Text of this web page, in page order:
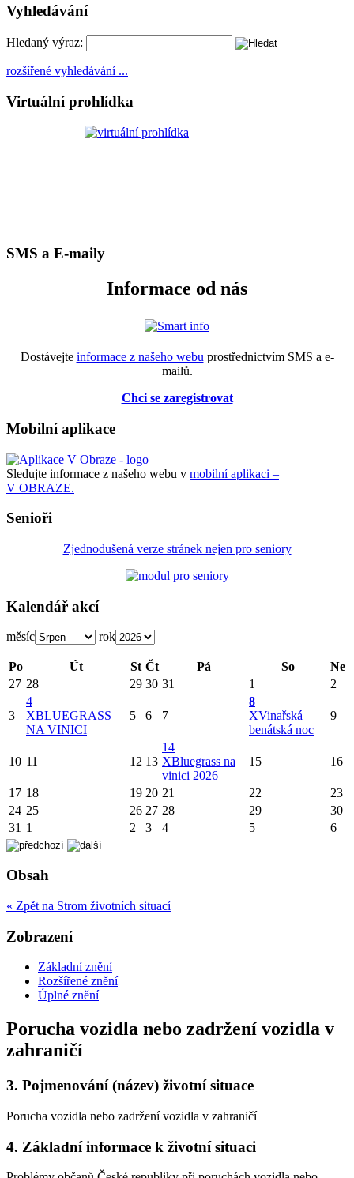
Vyhledávání
Hledaný výraz:
rozšířené vyhledávání ...
Virtuální prohlídka
SMS a E-maily
Informace od nás
Dostávejte informace z našeho webu prostřednictvím SMS a e-
mailů.
Chci se zaregistrovat
Mobilní aplikace
Sledujte informace z našeho webu v mobilní aplikaci –
V OBRAZE.
Senioři
Zjednodušená verze stránek nejen pro seniory
Kalendář akcí
měsíc rok
Po Út St Čt Pá So
Ne
27 28 29 30 31 1 2
3
4
XBLUEGRASS
NA VINICI
5 6 7
8
XVinařská
benátská noc
9
10 11 12 13
14
XBluegrass na
vinici 2026
15 16
17 18 19 20 21 22
23
24 25 26 27 28 29
30
31 1 2 3 4 5 6
Obsah
« Zpět na Strom životních situací
Zobrazení
Základní znění
Rozšířené znění
Úplné znění
Porucha vozidla nebo zadržení vozidla v
zahraničí
3. Pojmenování (název) životní situace
Porucha vozidla nebo zadržení vozidla v zahraničí
4. Základní informace k životní situaci